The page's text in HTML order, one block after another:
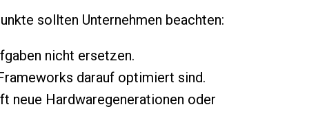
sollten Unternehmen beachten:
nicht ersetzen.
darauf optimiert sind.
neue Hardwaregenerationen oder